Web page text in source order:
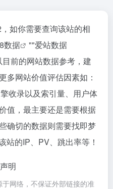
如你需要查询该站的相
数据 ""爱站数据
前的网站数据参考，建
多网站价值评估因素如：
收录以及索引量、用户体
值，最主要还是需要根据
确切的数据则需要找即梦
站的IP、PV、跳出率等！
明
网络，不保证外部链接的准